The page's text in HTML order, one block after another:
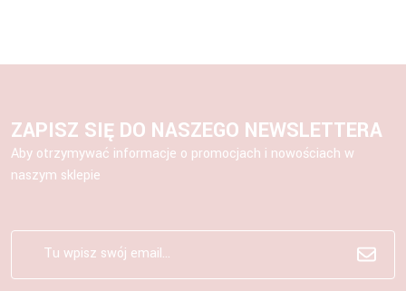
ZAPISZ SIĘ DO NASZEGO NEWSLETTERA
Aby otrzymywać informacje o promocjach i nowościach w
naszym sklepie